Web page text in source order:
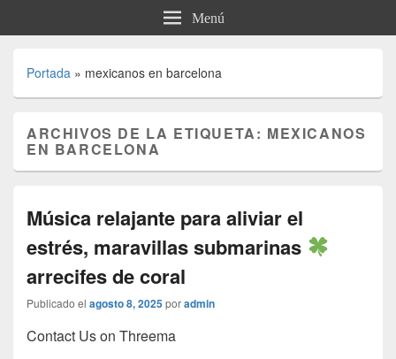
Menú
Portada » mexicanos en barcelona
ARCHIVOS DE LA ETIQUETA: MEXICANOS
EN BARCELONA
Música relajante para aliviar el
estrés, maravillas submarinas
arrecifes de coral
Publicado el agosto 8, 2025poradmin
Contact Us on Threema